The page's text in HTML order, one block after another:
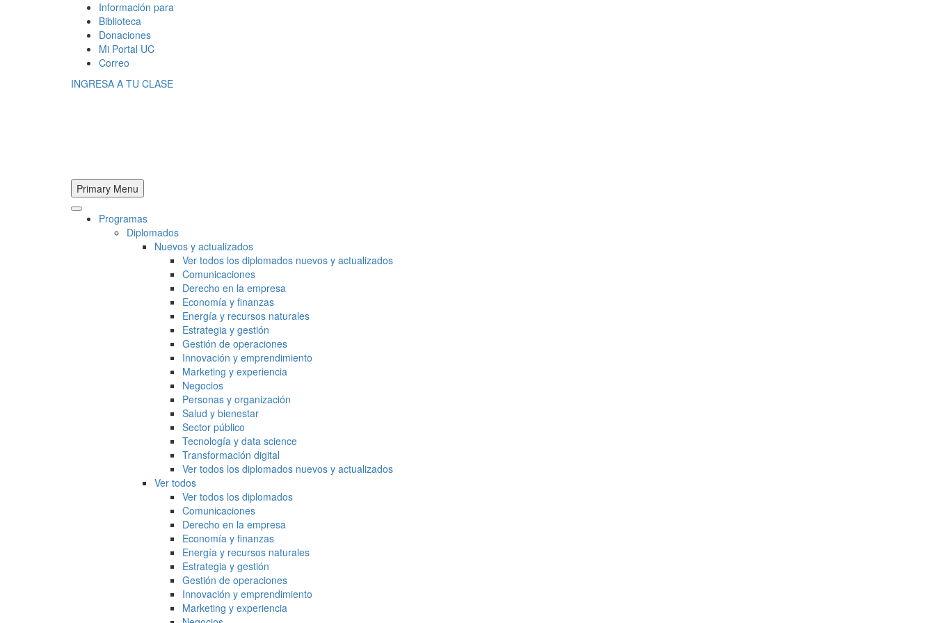
Información para
Biblioteca
Donaciones
Mi Portal UC
Correo
INGRESA A TU CLASE
Primary Menu
Programas
Diplomados
Nuevos y actualizados
Ver todos los diplomados nuevos y actualizados
Comunicaciones
Derecho en la empresa
Economía y finanzas
Energía y recursos naturales
Estrategia y gestión
Gestión de operaciones
Innovación y emprendimiento
Marketing y experiencia
Negocios
Personas y organización
Salud y bienestar
Sector público
Tecnología y data science
Transformación digital
Ver todos los diplomados nuevos y actualizados
Ver todos
Ver todos los diplomados
Comunicaciones
Derecho en la empresa
Economía y finanzas
Energía y recursos naturales
Estrategia y gestión
Gestión de operaciones
Innovación y emprendimiento
Marketing y experiencia